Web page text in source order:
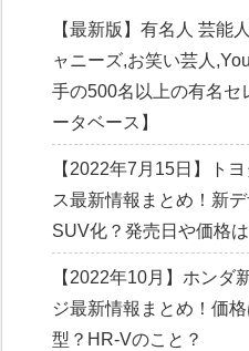
【最新版】有名人 芸能
ャニーズ,お笑い芸人
手の500名以上の有名セ
ータベース】
【2022年7月15日】ト
ス最新情報まとめ！新
SUV化？発売日や価格は
【2022年10月】ホンダ
ジ最新情報まとめ！価
型？HR-Vのこと？